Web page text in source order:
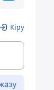
Кіру